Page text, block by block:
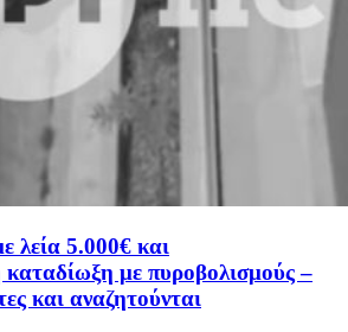
λεία 5.000€ και
με πυροβολισμούς –
και αναζητούνται